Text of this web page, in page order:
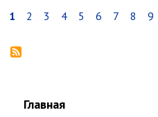
Нумерация
Текущая
1 Page
2 Page
3 Page
4 Page
5 Page
6 Page
7 Page
8 9
Главная